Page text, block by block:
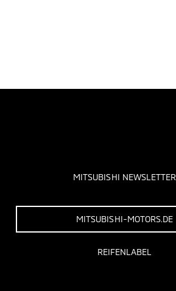
MITSUBISHI NEWSLETTER
MITSUBISHI-MOTORS.DE
REIFENLABEL